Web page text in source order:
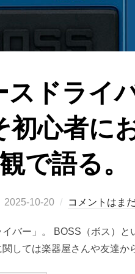
ドライ
心者に
で語る。
投
日:
2025-10-20 コメントはま
バー」。 BOSS（ボス）と
しては楽器屋さんや友達